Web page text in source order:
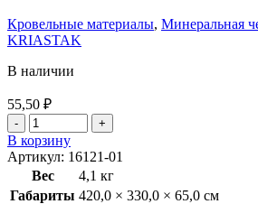
Кровельные материалы, Минеральная
KRIASTAK
В наличии
55,50 ₽
В корзину
Артикул: 16121-01
Вес
4,1 кг
Габариты 420,0 × 330,0 × 65,0 см